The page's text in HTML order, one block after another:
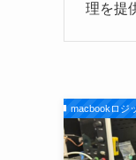
理を提
macbookロジ